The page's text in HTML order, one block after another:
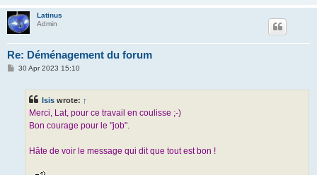
Latinus
Admin
Re: Déménagement du forum
P30 Apr 2023 15:10
Isis wrote: ↑
Merci, Lat, pour ce travail en coulisse ;-)
Bon courage pour le "job".
Hâte de voir le message qui dit que tout est bon !